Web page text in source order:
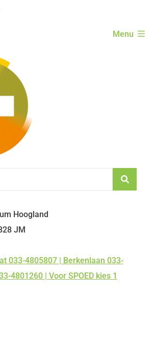
Menu
Hoogland
JM
033-4805807 | Berkenlaan 033-
4801260 | Voor SPOED kies 1